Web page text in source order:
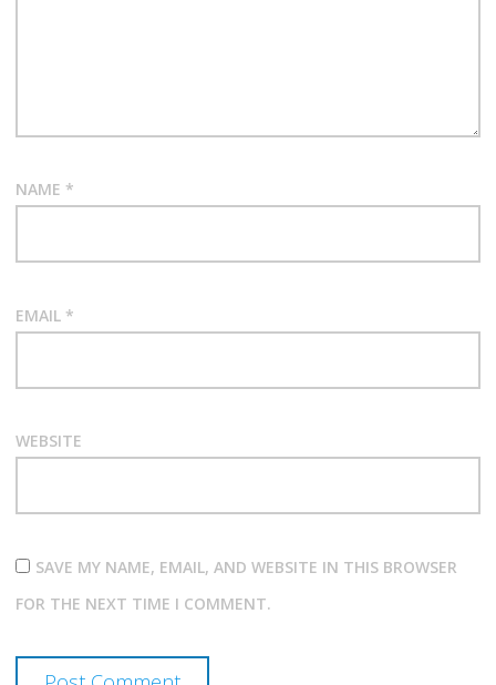
NAME *
EMAIL *
WEBSITE
SAVE MY NAME, EMAIL, AND WEBSITE IN THIS BROWSER
FOR THE NEXT TIME I COMMENT.